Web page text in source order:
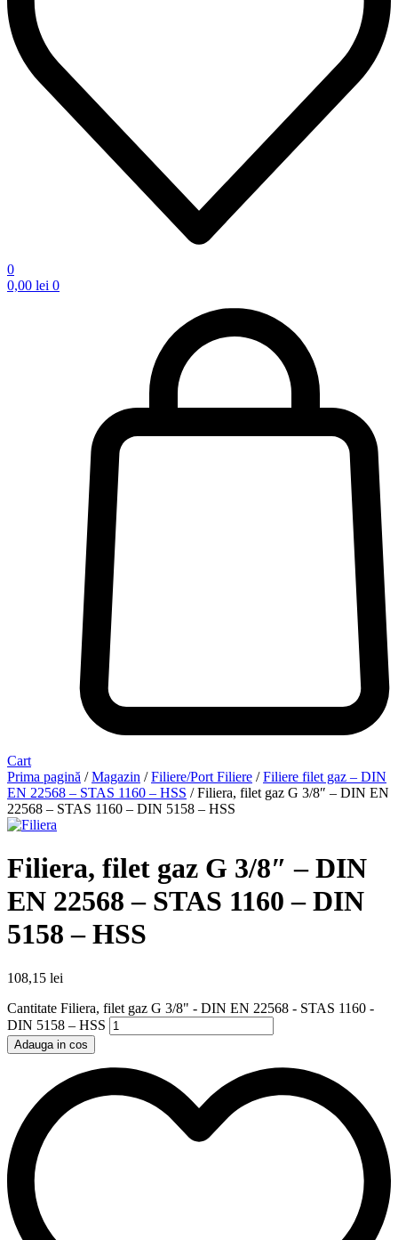
0
0,00 lei 0
Cart
Prima pagină /Magazin /Filiere/Port Filiere /Filiere filet gaz – DIN
EN 22568 – STAS 1160 – HSS / Filiera, filet gaz G 3/8″ – DIN EN
22568 – STAS 1160 – DIN 5158 – HSS
Filiera, filet gaz G 3/8″ – DIN
EN 22568 – STAS 1160 – DIN
5158 – HSS
108,15 lei
Cantitate Filiera, filet gaz G 3/8" - DIN EN 22568 - STAS 1160 -
DIN 5158 – HSS
Adauga in cos